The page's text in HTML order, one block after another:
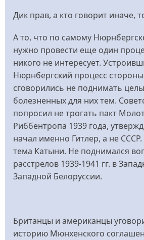
Дик прав, а кто говорит иначе,
А то, что по самому
нужно провести еще один
никого не интересует.
Нюрнбергский процесс
сговорились не поднимать
болезненных для них тем.
попросил не трогать пакт
Риббентропа 1939 года,
начал именно Гитлер, а не
тема Катыни. Не поднимался
расстрелов 1939-1941 гг. в
Западной Белоруссии.
Британцы и американцы
историю Мюнхенского